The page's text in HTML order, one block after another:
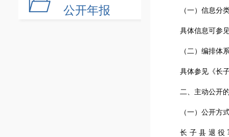
公开年报
（一）信息分
具体信息可参
（二）编排体
具体参见《长
二、主动公开
（一）公开方
长子县退